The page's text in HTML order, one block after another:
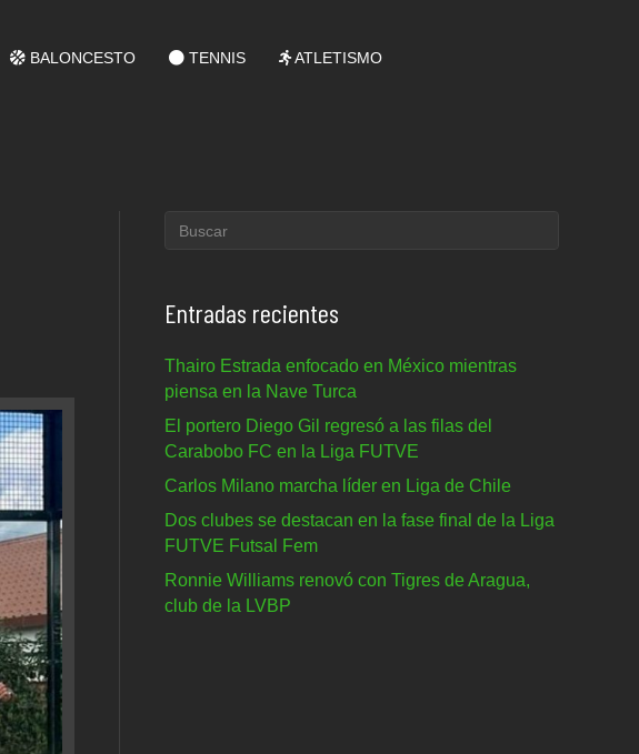
BALONCESTO TENNIS ATLETISMO
Entradas recientes
Thairo Estrada enfocado en México mientras
piensa en la Nave Turca
El portero Diego Gil regresó a las filas del
Carabobo FC en la Liga FUTVE
Carlos Milano marcha líder en Liga de Chile
Dos clubes se destacan en la fase final de la Liga
FUTVE Futsal Fem
Ronnie Williams renovó con Tigres de Aragua,
club de la LVBP